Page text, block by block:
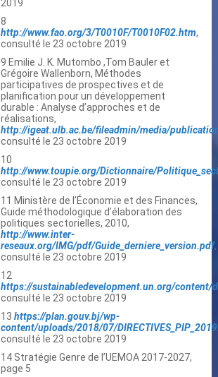
2019
8
http://www.fao.org/3/T0010F/T0010F02.htm,
consulté le 23 octobre 2019
9 Emilie J. K. Mutombo ,Tom Bauler et
Grégoire Wallenborn, Méthodes
participatives de prospectives et de
planification pour un développement
durable : Analyse d’approches et de
réalisations,
http://igeat.ulb.ac.be/fileadmin/media/
consulté le 23 octobre 2019
10
http://www.toupie.org/Dictionnaire/
consulté le 23 octobre 2019
11 Ministère de l’Économie et des Finances,
Guide méthodologique d’élaboration des
politiques sectorielles, 2010,
http://www.inter-
reseaux.org/IMG/pdf/Guide_derniere_version.pdf,
consulté le 23 octobre 2019
12
https://sustainabledevelopment.un.org/content/
consulté le 23 octobre 2019
13 https://plan.gouv.bj/wp-
content/uploads/2018/07/
consulté le 23 octobre 2019
14 Stratégie Genre de l’UEMOA 2017-2027,
page 5